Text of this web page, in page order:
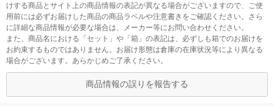
けする商品とサイト上の商品情報の表記が異なる場合がございますので、ご使
用前には必ずお届けした商品の商品ラベルや注意書きをご確認ください。さら
に詳細な商品情報が必要な場合は、メーカー等にお問い合わせください。
また、商品名における「セット」や「箱」の表記は、必ずしも箱でのお届けを
お約束するものではありません。お届け形態は倉庫の在庫状況等により異なる
場合がございます。あらかじめご了承ください。
商品情報の誤りを報告する